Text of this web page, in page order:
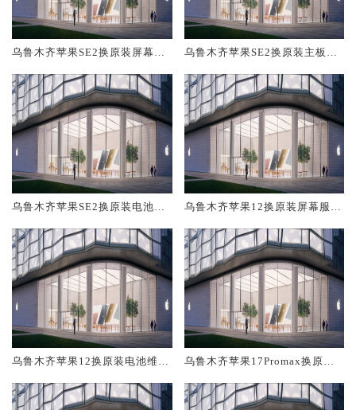
乌鲁木齐苹果SE2换原装屏幕服
乌鲁木齐苹果SE2换原装主板维
乌鲁木齐苹果SE2换原装电池维
乌鲁木齐苹果12换原装屏幕服务
乌鲁木齐苹果12换原装电池维修
乌鲁木齐苹果17Promax换原装